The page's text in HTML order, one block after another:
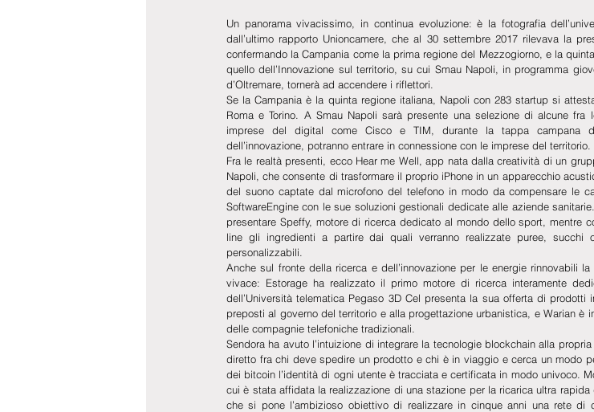
Un panorama vivacissimo, in continua evoluzione: è la fotografia
dall’ultimo rapporto Unioncamere, che al 30 settembre 2017 rilevava la
confermando la Campania come la prima regione del Mezzogiorno, e la
quello dell’Innovazione sul territorio, su cui Smau Napoli, in programma
d’Oltremare, tornerà ad accendere i riflettori.
Se la Campania è la quinta regione italiana, Napoli con 283 startup si
Roma e Torino. A Smau Napoli sarà presente una selezione di alcune
imprese del digital come Cisco e TIM, durante la tappa campana
dell’innovazione, potranno entrare in connessione con le imprese del territorio.
Fra le realtà presenti, ecco Hear me Well, app nata dalla creatività di un
Napoli, che consente di trasformare il proprio iPhone in un apparecchio
del suono captate dal microfono del telefono in modo da compensare le
SoftwareEngine con le sue soluzioni gestionali dedicate alle aziende
presentare Speffy, motore di ricerca dedicato al mondo dello sport, mentre
line gli ingredienti a partire dai quali verranno realizzate puree, succhi
personalizzabili.
Anche sul fronte della ricerca e dell’innovazione per le energie rinnovabili
vivace: Estorage ha realizzato il primo motore di ricerca interamente
dell’Università telematica Pegaso 3D Cel presenta la sua offerta di
preposti al governo del territorio e alla progettazione urbanistica, e Warian è
delle compagnie telefoniche tradizionali.
Sendora ha avuto l’intuizione di integrare la tecnologie blockchain alla
diretto fra chi deve spedire un prodotto e chi è in viaggio e cerca un modo
dei bitcoin l’identità di ogni utente è tracciata e certificata in modo univoco.
cui è stata affidata la realizzazione di una stazione per la ricarica ultra
che si pone l’ambizioso obiettivo di realizzare in cinque anni una rete di